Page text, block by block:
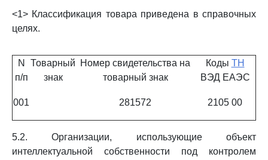
<1> Классификация товара приведена в справочных
целях.
N
п/п
Товарный
знак
Номер свидетельства на
товарный знак
Коды ТН
ВЭД ЕАЭС
001 281572 2105 00
5.2. Организации, использующие объект
интеллектуальной собственности под контролем